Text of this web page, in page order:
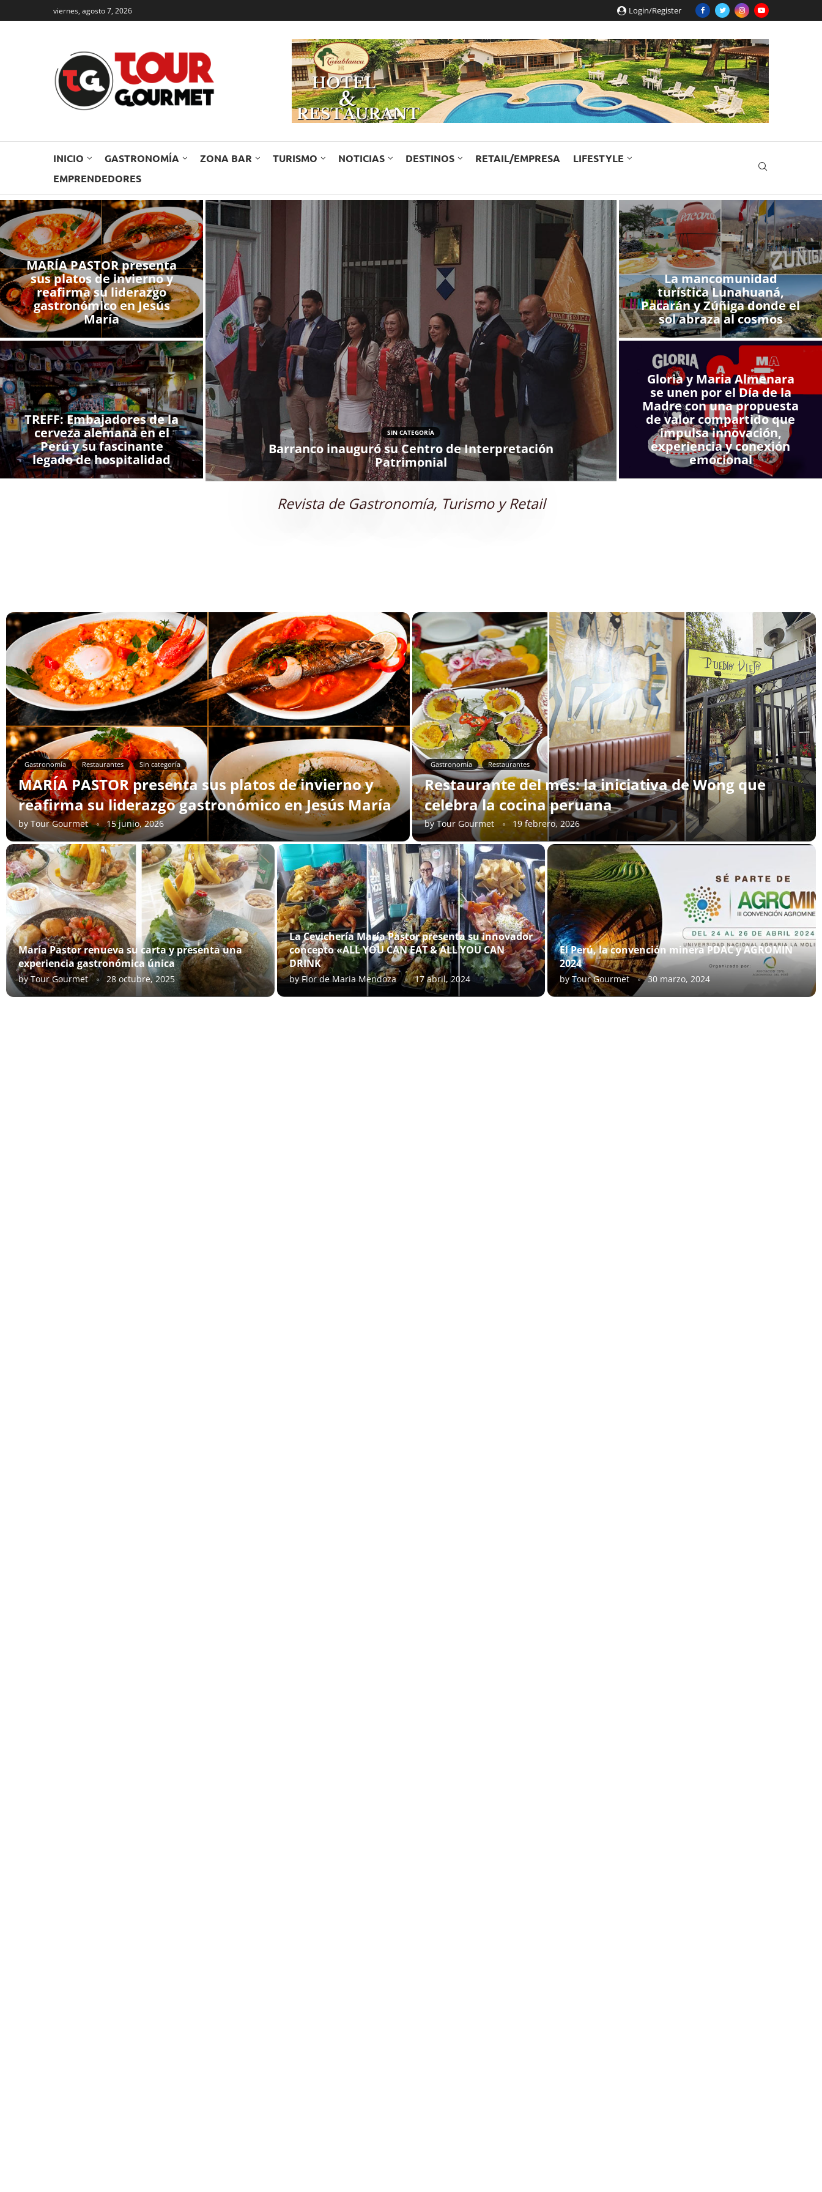
viernes, agosto 7, 2026 Login/Register
INICIO GASTRONOMÍA ZONA BAR TURISMO NOTICIAS DESTINOS RETAIL/EMPRESA
LIFESTYLE
EMPRENDEDORES
SIN CATEGORÍA
Barranco inauguró su Centro de Interpretación
Patrimonial
MARÍA PASTOR presenta
sus platos de invierno y
reafirma su liderazgo
gastronómico en Jesús
María
TREFF: Embajadores de la
cerveza alemana en el
Perú y su fascinante
legado de hospitalidad
La mancomunidad
turística Lunahuaná,
Pacarán y Zúñiga donde el
sol abraza al cosmos
Gloria y Maria Almenara
se unen por el Día de la
Madre con una propuesta
de valor compartido que
impulsa innovación,
experiencia y conexión
emocional
Revista de Gastronomía, Turismo y Retail
Gastronomía Restaurantes Sin categoría
MARÍA PASTOR presenta sus platos de invierno y
reafirma su liderazgo gastronómico en Jesús María
by Tour Gourmet 15 junio, 2026
Gastronomía Restaurantes
Restaurante del mes: la iniciativa de Wong que
celebra la cocina peruana
byTour Gourmet 19 febrero, 2026
María Pastor renueva su carta y presenta una
experiencia gastronómica única
byTour Gourmet 28 octubre, 2025
La Cevichería María Pastor presenta su innovador
concepto «ALL YOU CAN EAT & ALL YOU CAN
DRINK
byFlor de Maria Mendoza 17 abril, 2024
El Perú, la convención minera PDAC y AGROMIN
2024
byTour Gourmet 30 marzo, 2024